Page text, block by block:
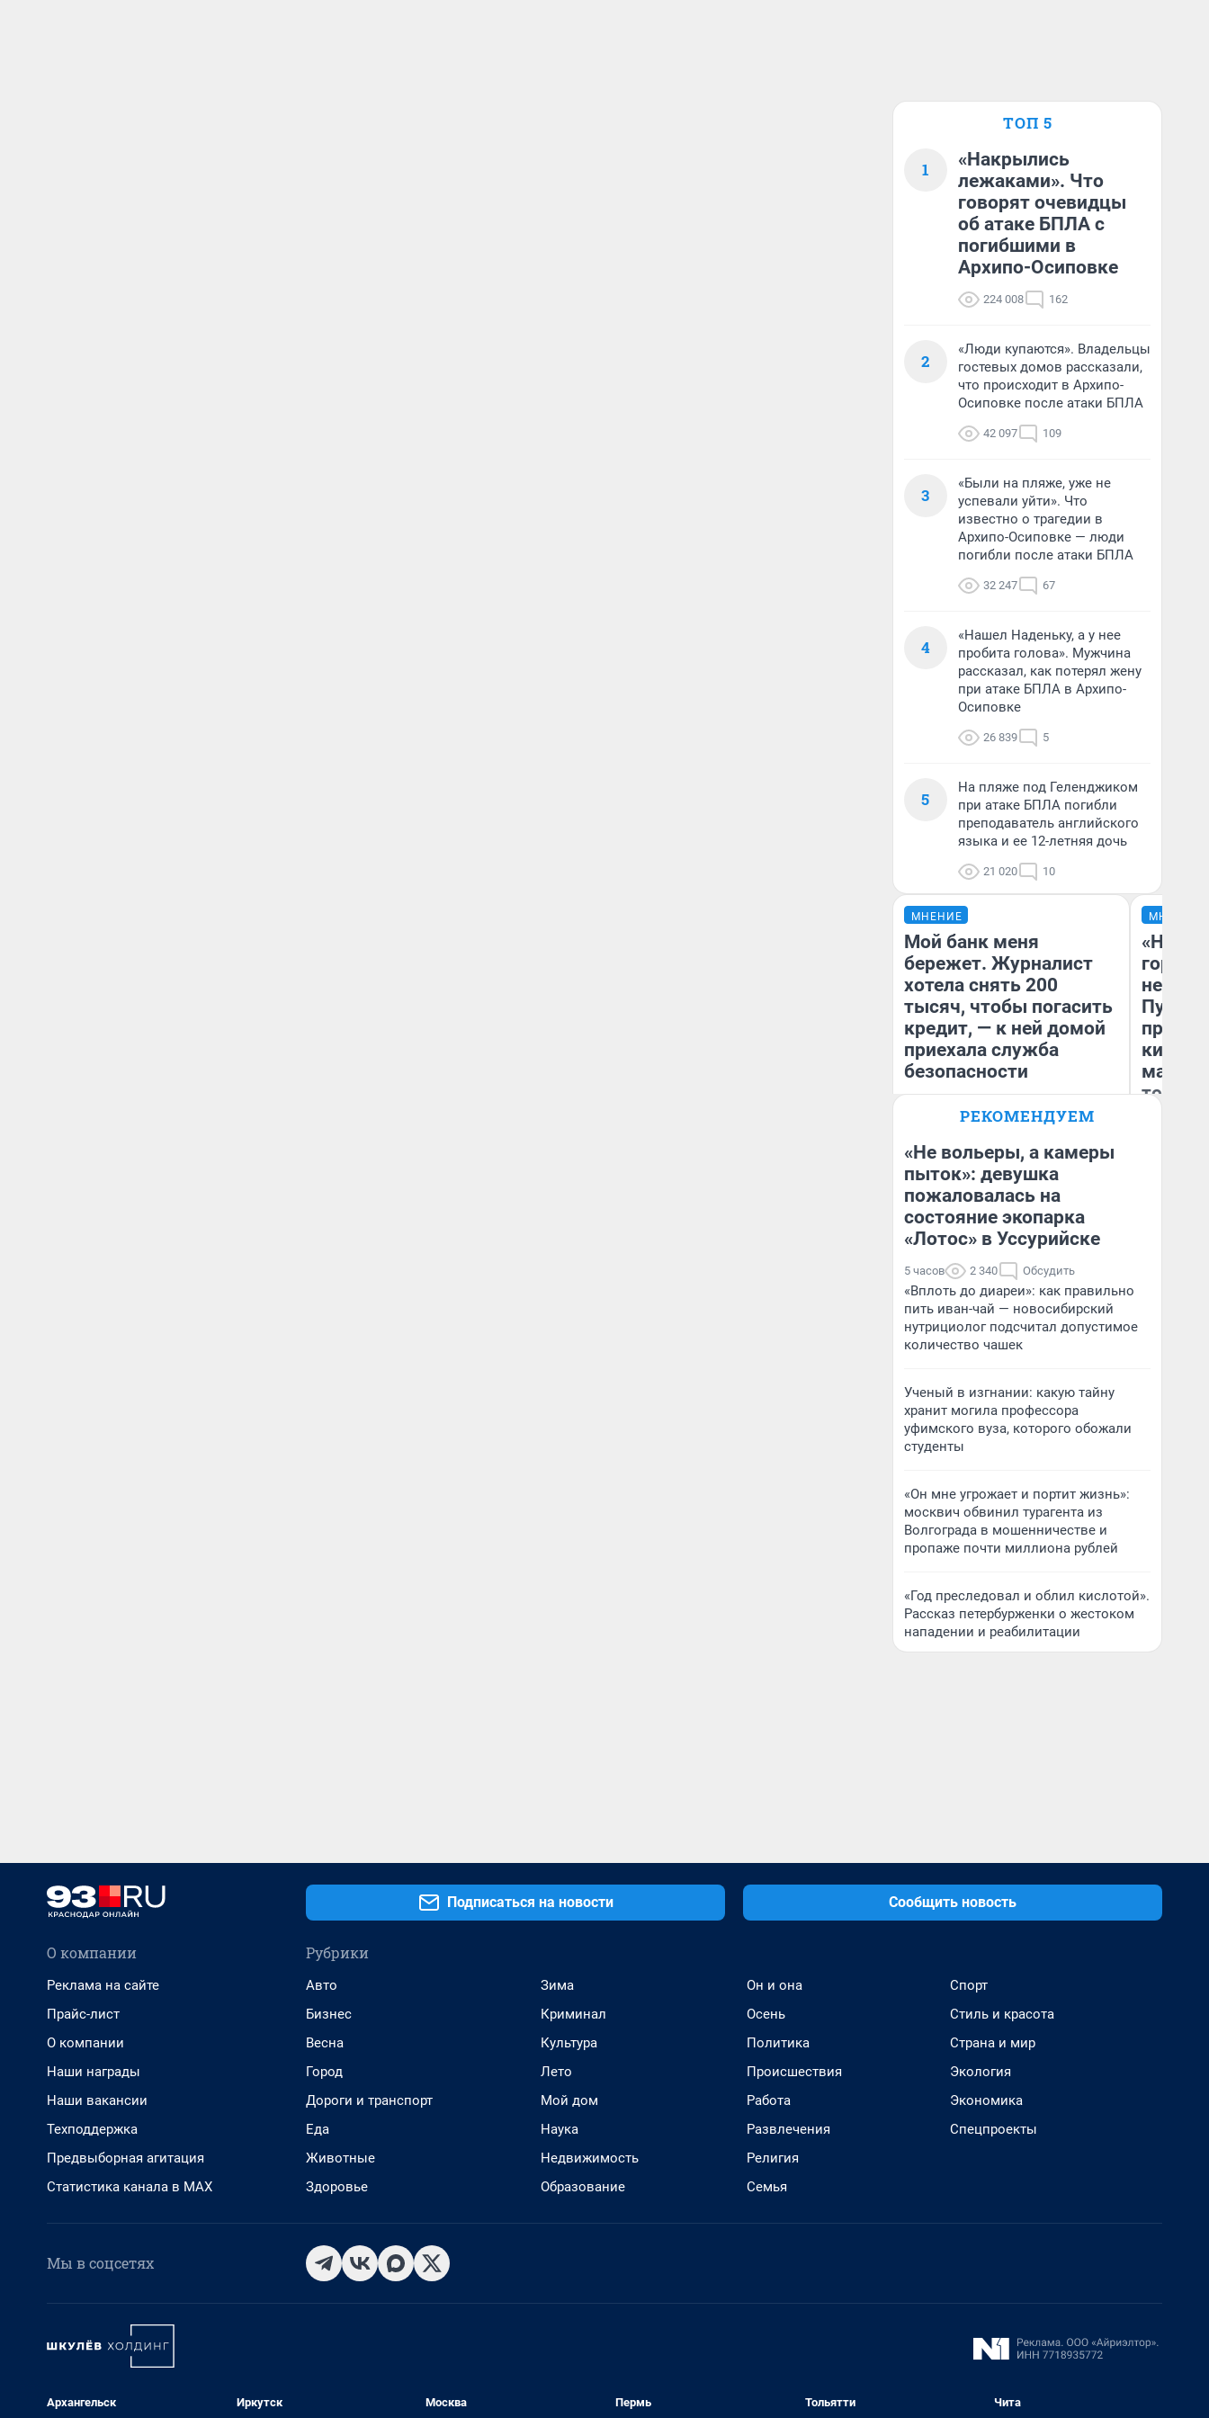
ТОП 5
1
«Накрылись
лежаками». Что
говорят очевидцы
об атаке БПЛА с
погибшими в
Архипо-Осиповке
224 008 162
2
«Люди купаются». Владельцы
гостевых домов рассказали,
что происходит в Архипо-
Осиповке после атаки БПЛА
42 097 109
3
«Были на пляже, уже не
успевали уйти». Что
известно о трагедии в
Архипо-Осиповке — люди
погибли после атаки БПЛА
32 247 67
4
«Нашел Наденьку, а у нее
пробита голова». Мужчина
рассказал, как потерял жену
при атаке БПЛА в Архипо-
Осиповке
26 839 5
5
На пляже под Геленджиком
при атаке БПЛА погибли
преподаватель английского
языка и ее 12-летняя дочь
21 020 10
МНЕНИЕ
Мой банк меня
бережет. Журналист
хотела снять 200
тысяч, чтобы погасить
кредит, — к ней домой
приехала служба
безопасности
Ксения Владимирская
МНЕНИЕ
«Нет
того
РЕКОМЕНДУЕМ
«Не вольеры, а камеры
пыток»: девушка
пожаловалась на
состояние экопарка
«Лотос» в Уссурийске
5 часов 2 340 Обсудить
«Вплоть до диареи»: как правильно
пить иван-чай — новосибирский
нутрициолог подсчитал допустимое
количество чашек
Ученый в изгнании: какую тайну
хранит могила профессора
уфимского вуза, которого обожали
студенты
«Он мне угрожает и портит жизнь»:
москвич обвинил турагента из
Волгограда в мошенничестве и
пропаже почти миллиона рублей
«Год преследовал и облил кислотой».
Рассказ петербурженки о жестоком
нападении и реабилитации
Подписаться на новости Сообщить новость
О компании
Реклама на сайте
Прайс-лист
О компании
Наши награды
Наши вакансии
Техподдержка
Предвыборная агитация
Статистика канала в MAX
Рубрики
Авто
Бизнес
Весна
Город
Дороги и транспорт
Еда
Животные
Здоровье
Зима
Криминал
Культура
Лето
Мой дом
Наука
Недвижимость
Образование
Он и она
Осень
Политика
Происшествия
Работа
Развлечения
Религия
Семья
Спорт
Стиль и красота
Страна и мир
Экология
Экономика
Спецпроекты
Мы в соцсетях
Архангельск Иркутск Москва Пермь Тольятти Чита